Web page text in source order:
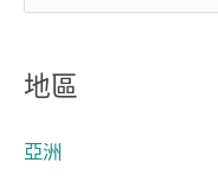
關
鍵
字
地區
亞洲